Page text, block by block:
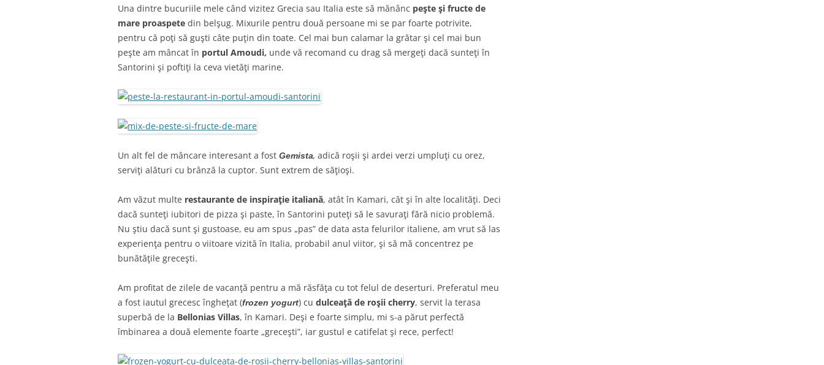
Una dintre bucuriile mele când vizitez Grecia sau Italia este să mănânc peşte şi fructe de
mare proaspete din belşug. Mixurile pentru două persoane mi se par foarte potrivite,
pentru că poţi să guşti câte puţin din toate. Cel mai bun calamar la grătar şi cel mai bun
peşte am mâncat în portul Amoudi, unde vă recomand cu drag să mergeţi dacă sunteţi în
Santorini şi poftiţi la ceva vietăţi marine.
Un alt fel de mâncare interesant a fost Gemista, adică roşii şi ardei verzi umpluţi cu orez,
serviţi alături cu brânză la cuptor. Sunt extrem de săţioşi.
Am văzut multe restaurante de inspiraţie italiană, atât în Kamari, cât şi în alte localităţi. Deci
dacă sunteţi iubitori de pizza şi paste, în Santorini puteţi să le savuraţi fără nicio problemă.
Nu ştiu dacă sunt şi gustoase, eu am spus „pas” de data asta felurilor italiene, am vrut să las
experienţa pentru o viitoare vizită în Italia, probabil anul viitor, şi să mă concentrez pe
bunătăţile greceşti.
Am profitat de zilele de vacanţă pentru a mă răsfăţa cu tot felul de deserturi. Preferatul meu
a fost iautul grecesc îngheţat (frozen yogurt) cu dulceaţă de roşii cherry, servit la terasa
superbă de la Bellonias Villas, în Kamari. Deşi e foarte simplu, mi s-a părut perfectă
îmbinarea a două elemente foarte „greceşti”, iar gustul e catifelat şi rece, perfect!